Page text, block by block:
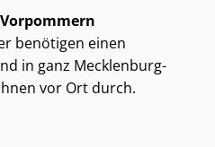
benötigen einen
in ganz Mecklenburg-
vor Ort durch.